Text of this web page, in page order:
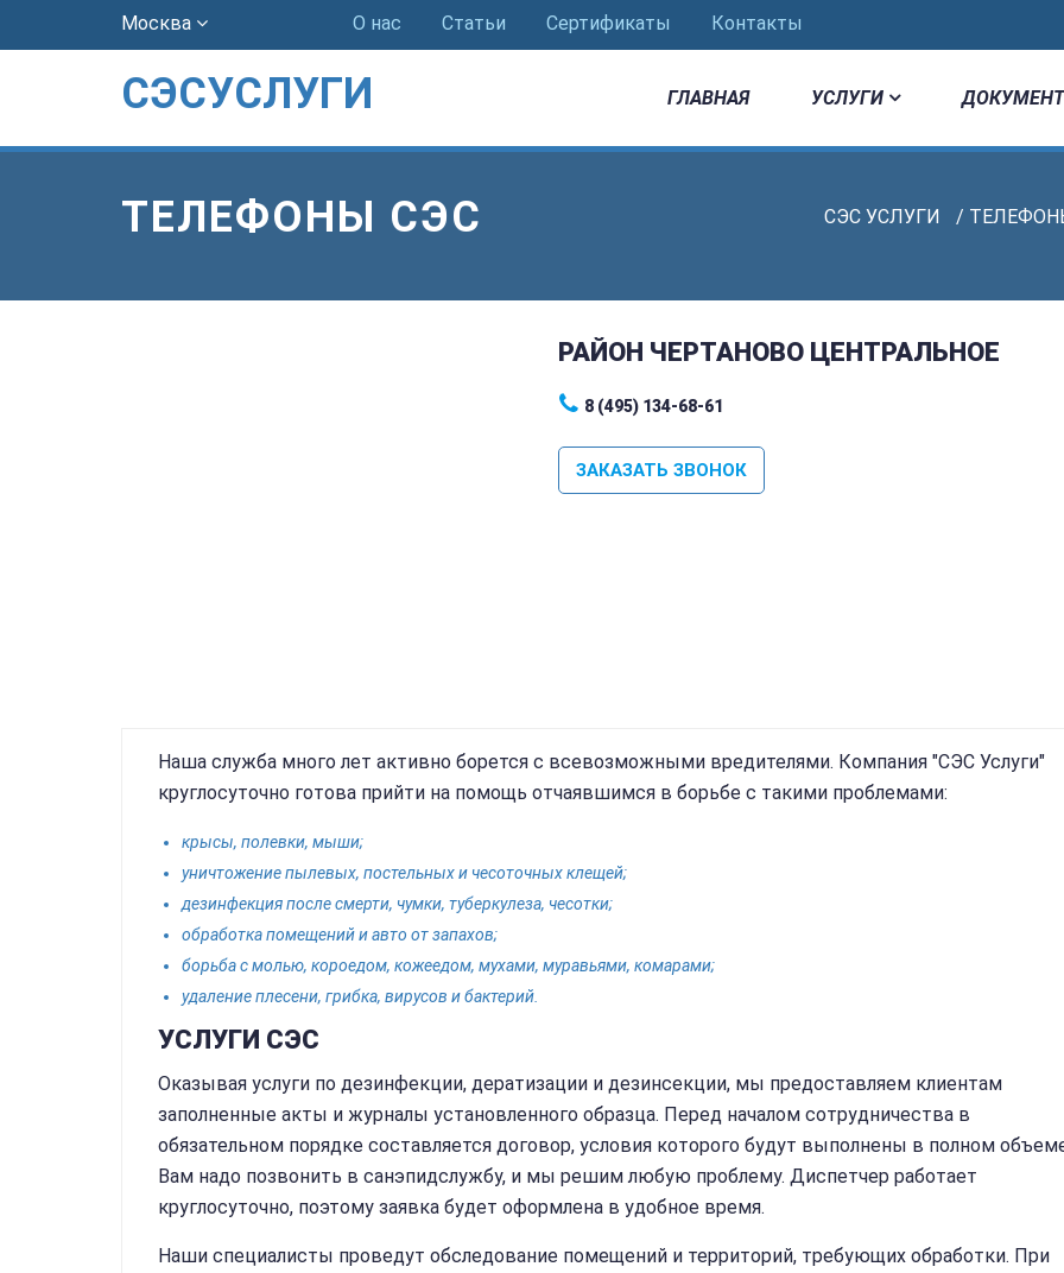
Москва О нас Статьи Сертификаты Контакты
СЭСУСЛУГИ ГЛАВНАЯ УСЛУГИ
ТЕЛЕФОНЫ СЭС СЭС УСЛУГИ /
РАЙОН ЧЕРТАНОВО ЦЕНТРАЛЬНОЕ
8 (495) 134-68-61
ЗАКАЗАТЬ ЗВОНОК
Наша служба много лет активно борется с всевозможными вредителями. Компания "СЭС Услуги"
круглосуточно готова прийти на помощь отчаявшимся в борьбе с такими проблемами:
крысы, полевки, мыши;
уничтожение пылевых, постельных и чесоточных клещей;
дезинфекция после смерти, чумки, туберкулеза, чесотки;
обработка помещений и авто от запахов;
борьба с молью, короедом, кожеедом, мухами, муравьями, комарами;
удаление плесени, грибка, вирусов и бактерий.
УСЛУГИ СЭС
Оказывая услуги по дезинфекции, дератизации и дезинсекции, мы предоставляем клиентам
заполненные акты и журналы установленного образца. Перед началом сотрудничества в
обязательном порядке составляется договор, условия которого будут выполнены в полном
Вам надо позвонить в санэпидслужбу, и мы решим любую проблему. Диспетчер работает
круглосуточно, поэтому заявка будет оформлена в удобное время.
Наши специалисты проведут обследование помещений и территорий, требующих обработки. При